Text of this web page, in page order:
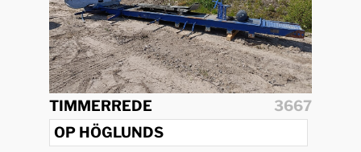
TIMMERREDE
3667
OP HÖGLUNDS